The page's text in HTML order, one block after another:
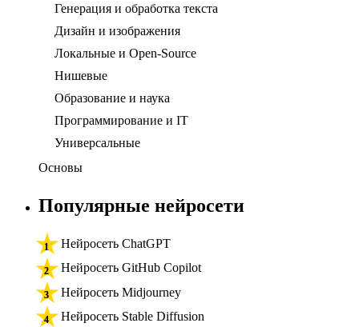
Генерация и обработка текста
Дизайн и изображения
Локальные и Open-Source
Нишевые
Образование и наука
Программирование и IT
Универсальные
Основы
Популярные нейросети
Нейросеть ChatGPT
Нейросеть GitHub Copilot
Нейросеть Midjourney
Нейросеть Stable Diffusion